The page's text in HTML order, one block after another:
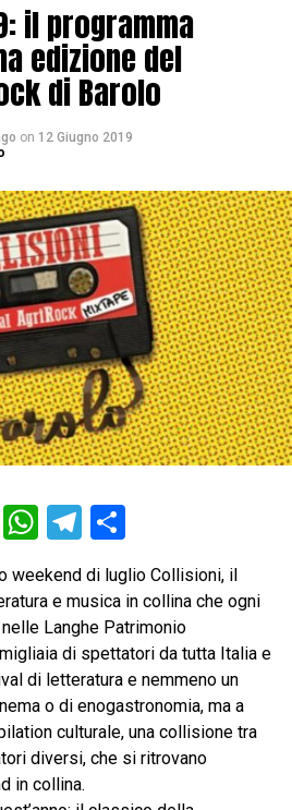
il programma
edizione del
di Barolo
on 12 Giugno 2019
WhatsApp
Telegram
Condividi
weekend di luglio Collisioni, il
e musica in collina che ogni
Langhe Patrimonio
di spettatori da tutta Italia e
di letteratura e nemmeno un
o di enogastronomia, ma a
culturale, una collisione tra
diversi, che si ritrovano
in collina.